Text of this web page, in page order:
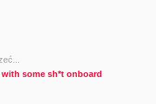
some sh*t onboard